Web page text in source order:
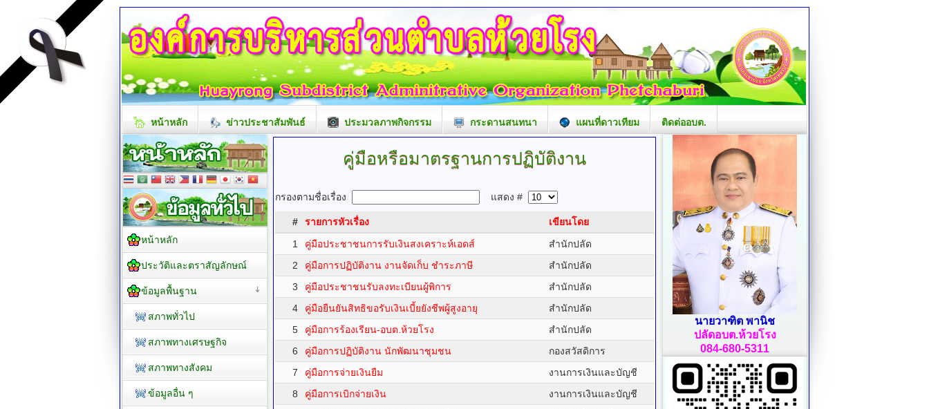
หน้าหลัก ข่าวประชาสัมพันธ์ ประมวลภาพกิจกรรม กระดานสนทนา แผนที่ดาวเทียม ติดต่ออบต.
คู่มือหรือมาตรฐานการปฏิบัติงาน
กรองตามชื่อเรื่อง แสดง #
# รายการหัวเรื่อง
เขียนโดย
1
คู่มือประชาชนการรับเงินสงเคราะห์เอดส์
สำนักปลัด
2
คู่มือการปฏิบัติงาน งานจัดเก็บ ชำระภาษี
สำนักปลัด
3
คู่มือประชาชนรับลงทะเบียนผู้พิการ
สำนักปลัด
4
คู่มือยืนยันสิทธิขอรับเงินเบี้ยยังชีพผู้สูงอายุ
สำนักปลัด
5
คู่มือการร้องเรียน-อบต.ห้วยโรง
สำนักปลัด
6
คู่มือการปฏิบัติงาน นักพัฒนาชุมชน
กองสวัสดิการ
7
คู่มือการจ่ายเงินยืม
งานการเงินและบัญชี
8
คู่มือการเบิกจ่ายเงิน
งานการเงินและบัญชี
หน้าหลัก
ประวัติและตราสัญลักษณ์
ข้อมูลพื้นฐาน
สภาพทั่วไป
สภาพทางเศรษฐกิจ
สภาพทางสังคม
ข้อมูลอื่น ๆ
นายวาฑิต พานิช
ปลัดอบต.ห้วยโรง
084-680-5311